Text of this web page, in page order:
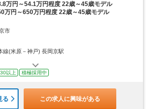
万円～54.1万円程度 22歳～45歳モデル
万円～650万円程度 22歳～45歳モデル
市
線(米原－神戸) 長岡京駅
以上 積極採用中
る この求人に興味がある